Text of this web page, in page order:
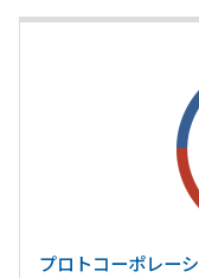
プロトコーポレー